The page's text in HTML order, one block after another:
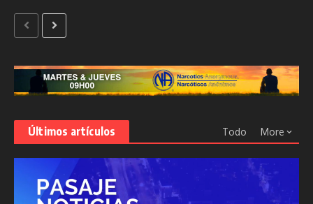
Últimos artículos Todo More